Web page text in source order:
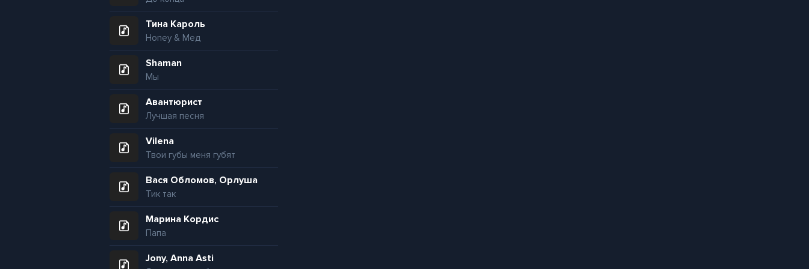
Тина Кароль
Honey & Мед
Shaman
Мы
Авантюрист
Лучшая песня
Vilena
Твои губы меня губят
Вася Обломов, Орлуша
Тик так
Марина Кордис
Папа
Jony, Anna Asti